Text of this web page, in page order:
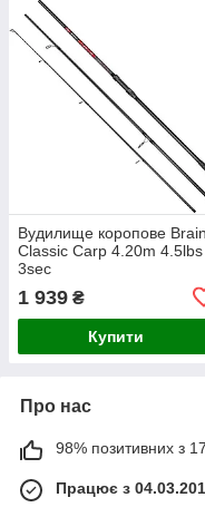
Вудилище коропове Brain
Classic Carp 4.20m 4.5lbs
3sec
1 939 ₴
Купити
Про нас
98% позитивних з
Працює з